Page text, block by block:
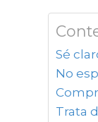
Sé
No
Trata